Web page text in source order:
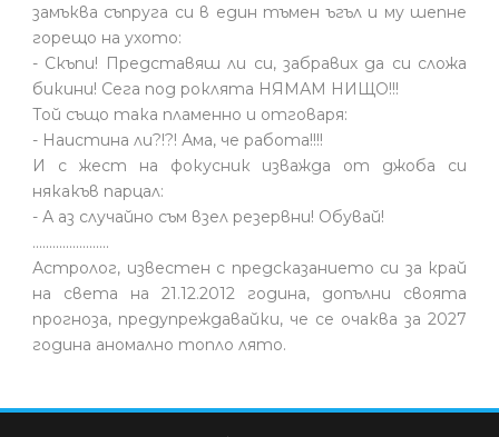
замъква съпруга си в един тъмен ъгъл и му шепне
горещо на ухото:
- Скъпи! Представяш ли си, забравих да си сложа
бикини! Сега под роклята НЯМАМ НИЩО!!!
Той също така пламенно и отговаря:
- Наистина ли?!?! Ама, че работа!!!!
И с жест на фокусник изважда от джоба си
някакъв парцал:
- А аз случайно съм взел резервни! Обувай!
.......................
Астролог, известен с предсказанието си за край
на света на 21.12.2012 година, допълни своята
прогноза, предупреждавайки, че се очаква за 2027
година аномално топло лято.